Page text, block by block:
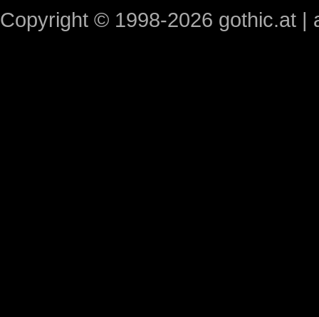
Copyright © 1998-2026 gothic.at |